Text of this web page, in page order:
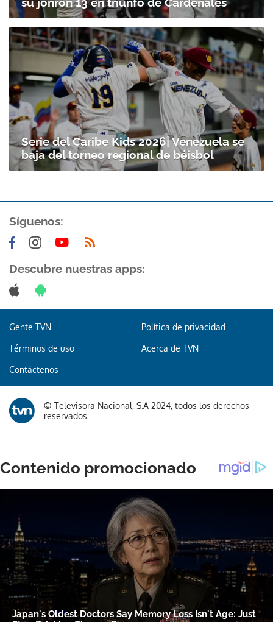
ACEPTAR
Serie del Caribe Kids 2026| Venezuela se
baja del torneo regional de béisbol
Síguenos:
Descubre nuestras apps:
Gente TVN Política de privacidad
Términos de uso Acerca de TVN
Contáctenos
© Televisora Nacional, S.A 2024, todos los derechos
reservados